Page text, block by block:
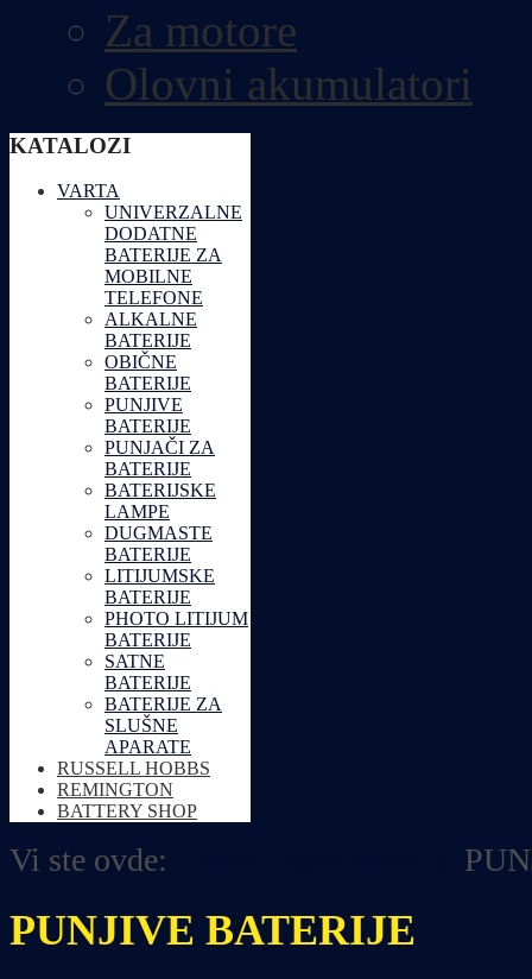
Za motore
Olovni akumulatori
KATALOZI
VARTA
UNIVERZALNE
DODATNE
BATERIJE ZA
MOBILNE
TELEFONE
ALKALNE
BATERIJE
OBIČNE
BATERIJE
PUNJIVE
BATERIJE
PUNJAČI ZA
BATERIJE
BATERIJSKE
LAMPE
DUGMASTE
BATERIJE
LITIJUMSKE
BATERIJE
PHOTO LITIJUM
BATERIJE
SATNE
BATERIJE
BATERIJE ZA
SLUŠNE
APARATE
RUSSELL HOBBS
REMINGTON
BATTERY SHOP
Vi ste ovde:
PUNJIVE BATERIJE